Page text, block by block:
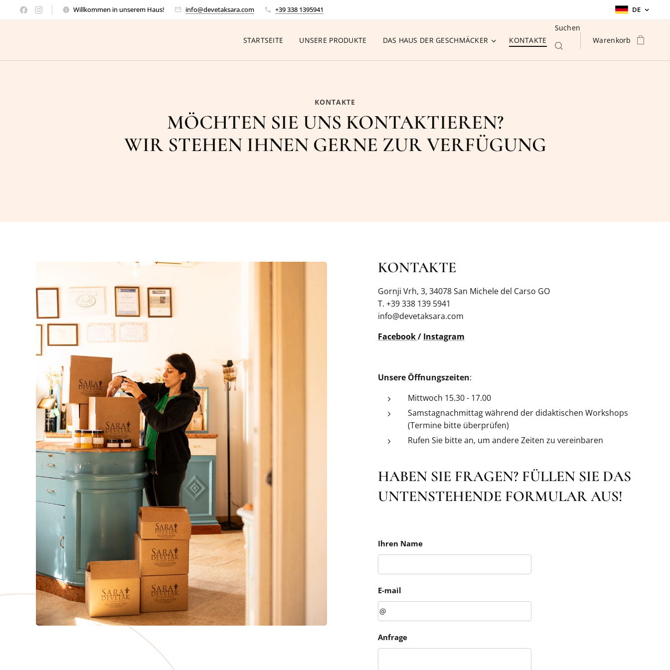
Willkommen in unserem Haus! info@devetaksara.com +39 338 1395941 DE
STARTSEITE UNSERE PRODUKTE DAS HAUS DER GESCHMÄCKER KONTAKTE
Suchen
Warenkorb
KONTAKTE
MÖCHTEN SIE UNS KONTAKTIEREN?
WIR STEHEN IHNEN GERNE ZUR VERFÜGUNG
KONTAKTE
Gornji Vrh, 3, 34078 San Michele del Carso GO
T. +39 338 139 5941
info@devetaksara.com
Facebook/ Instagram
Unsere Öffnungszeiten:
Mittwoch 15.30 - 17.00
Samstagnachmittag während der didaktischen Workshops
(Termine bitte überprüfen)
Rufen Sie bitte an, um andere Zeiten zu vereinbaren
HABEN SIE FRAGEN? FÜLLEN SIE DAS
UNTENSTEHENDE FORMULAR AUS!
Ihren Name
E-mail
Anfrage